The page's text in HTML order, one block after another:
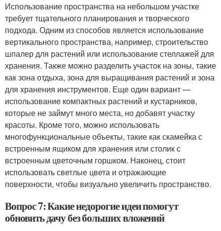
Использование пространства на небольшом участке
требует тщательного планирования и творческого
подхода. Одним из способов является использование
вертикального пространства, например, строительство
шпалер для растений или использование стеллажей для
хранения. Также можно разделить участок на зоны, такие
как зона отдыха, зона для выращивания растений и зона
для хранения инструментов. Еще один вариант —
использование компактных растений и кустарников,
которые не займут много места, но добавят участку
красоты. Кроме того, можно использовать
многофункциональные объекты, такие как скамейка с
встроенным ящиком для хранения или столик с
встроенным цветочным горшком. Наконец, стоит
использовать светлые цвета и отражающие
поверхности, чтобы визуально увеличить пространство.
Вопрос 7: Какие недорогие идеи помогут
обновить дачу без больших вложений